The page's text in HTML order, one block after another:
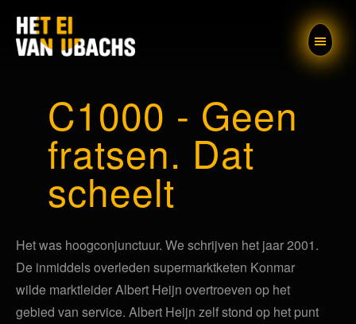
Het ei van
Ubachs
C1000 - Geen
fratsen. Dat
scheelt
Het was hoogconjunctuur. We schrijven het jaar 2001.
De inmiddels overleden supermarktketen Konmar
wilde marktleider Albert Heijn overtroeven op het
gebied van service. Albert Heijn zelf stond op het punt